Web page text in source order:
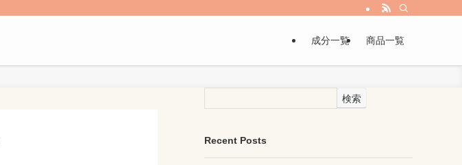
成分一覧 商品一覧
検索
Recent Posts